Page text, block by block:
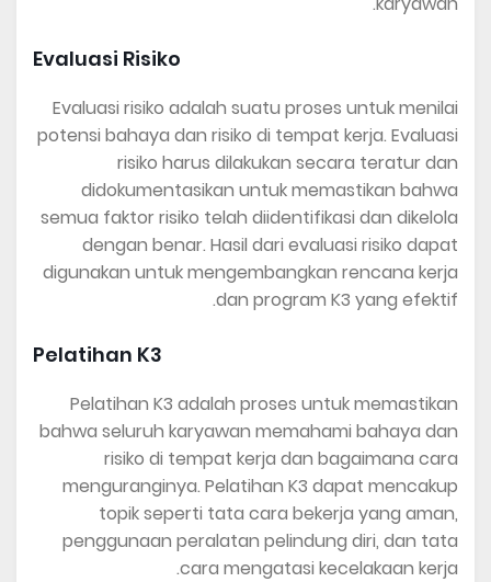
Evaluasi Risiko
Evaluasi risiko adalah suatu proses untuk menilai
potensi bahaya dan risiko di tempat kerja. Evaluasi
risiko harus dilakukan secara teratur dan
didokumentasikan untuk memastikan bahwa
semua faktor risiko telah diidentifikasi dan dikelola
dengan benar. Hasil dari evaluasi risiko dapat
digunakan untuk mengembangkan rencana kerja
dan program K3 yang efektif.
Pelatihan K3
Pelatihan K3 adalah proses untuk memastikan
bahwa seluruh karyawan memahami bahaya dan
risiko di tempat kerja dan bagaimana cara
menguranginya. Pelatihan K3 dapat mencakup
topik seperti tata cara bekerja yang aman,
penggunaan peralatan pelindung diri, dan tata
cara mengatasi kecelakaan kerja.